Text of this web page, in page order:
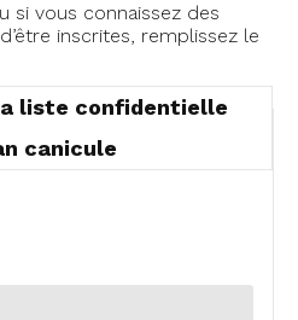
si vous connaissez des
inscrites, remplissez le
liste confidentielle
canicule